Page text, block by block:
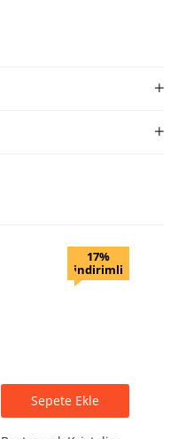
17%
indirimli
Sepete Ekle